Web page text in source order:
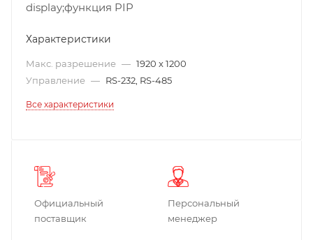
display;функция PIP
Характеристики
Макс. разрешение — 1920 x 1200
Управление — RS-232, RS-485
Все характеристики
Официальный
поставщик
Персональный
менеджер